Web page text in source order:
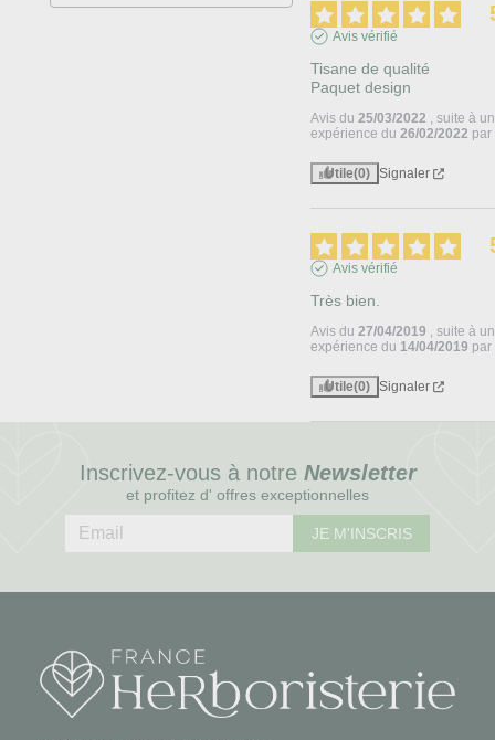
Avis vérifié
Tisane de qualité
Paquet design
Avis du25/03/2022 , suite à
expérience du26/02/2022 par
Utile(0) Signaler
Avis vérifié
Très bien.
Avis du27/04/2019 , suite à
expérience du 14/04/2019 par
Utile(0) Signaler
Inscrivez-vous à notre Newsletter
et profitez d' offres exceptionnelles
JE M'INSCRIS